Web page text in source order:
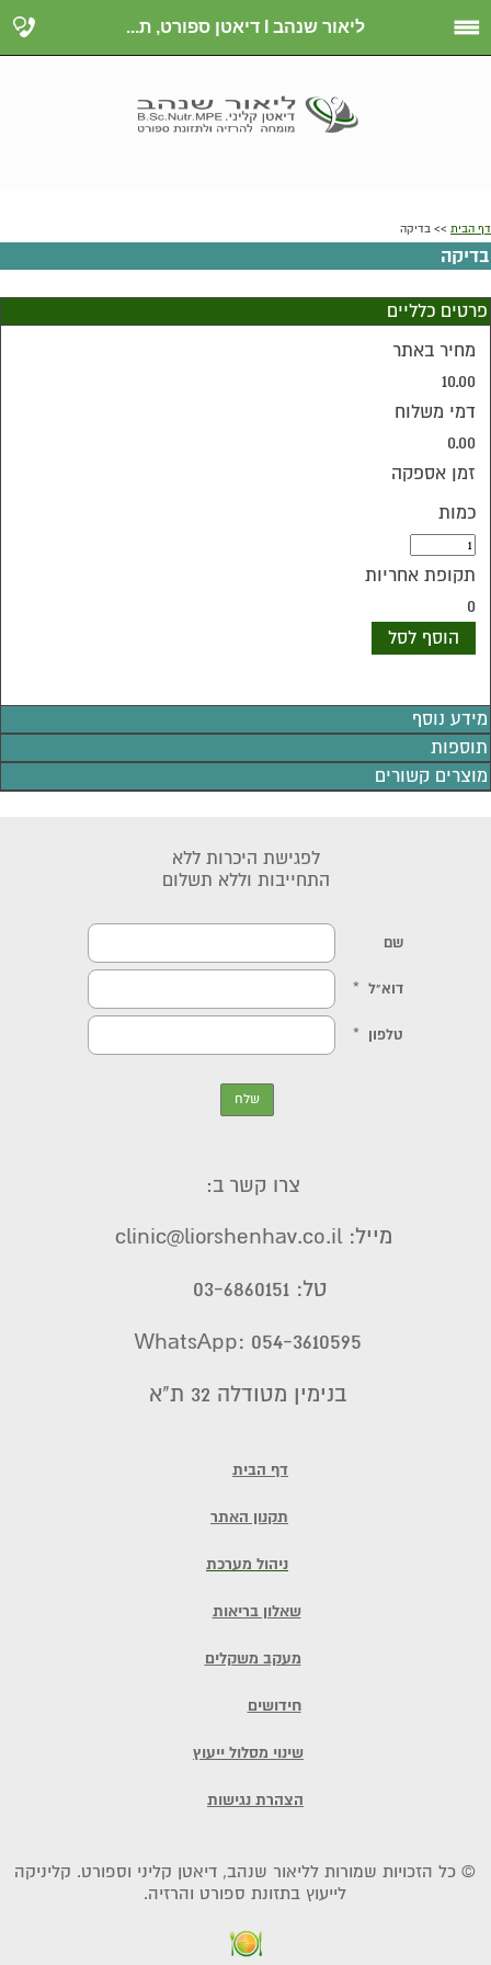
ליאור שנהב I דיאטן ספורט, ת...
דף הבית >> בדיקה
בדיקה
פרטים כלליים
מחיר באתר
10.00
דמי משלוח
0.00
זמן אספקה
כמות
תקופת אחריות
0
הוסף לסל
מידע נוסף
תוספות
מוצרים קשורים
© כל הזכויות שמורות לליאור שנהב, דיאטן קליני וספורט. קליניקה
לייעוץ בתזונת ספורט והרזיה.
דף הבית
תקנון האתר
ניהול מערכת
שאלון בריאות
מעקב משקלים
חידושים
שינוי מסלול ייעוץ
הצהרת נגישות
לפגישת היכרות ללא
התחייבות וללא תשלום
בנימין מטודלה 32 ת"א
צרו קשר ב:
מייל: clinic@liorshenhav.co.il
טל: 03-6860151
WhatsApp: 054-3610595